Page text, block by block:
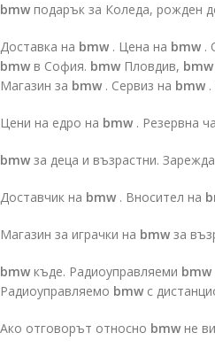
bmw подарък за Коледа, рожден
Доставка на bmw . Цена на bmw .
bmw в София. bmw Пловдив, bmw
Магазин за bmw . Сервиз на bmw
Цени на едро на bmw . Резервна
bmw за деца и възрастни.
Доставчик на bmw . Вносител на
Магазин за играчки на bmw за
bmw къде. Радиоуправляеми bmw
Радиоуправляемо bmw с
Ако отговорът относно bmw не